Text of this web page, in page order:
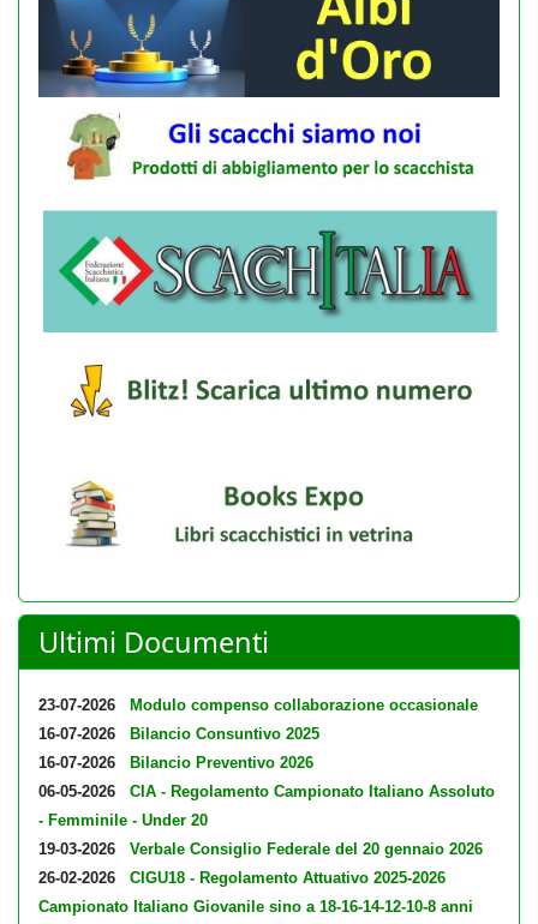
Ultimi Documenti
23-07-2026
Modulo compenso collaborazione occasionale
16-07-2026
Bilancio Consuntivo 2025
16-07-2026
Bilancio Preventivo 2026
06-05-2026
CIA - Regolamento Campionato Italiano Assoluto
- Femminile - Under 20
19-03-2026
Verbale Consiglio Federale del 20 gennaio 2026
26-02-2026
CIGU18 - Regolamento Attuativo 2025-2026
Campionato Italiano Giovanile sino a 18-16-14-12-10-8 anni